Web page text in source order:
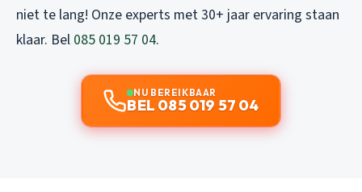
niet te lang! Onze experts met 30+ jaar ervaring staan
klaar. Bel 085 019 57 04.
NU BEREIKBAAR
BEL 085 019 57 04